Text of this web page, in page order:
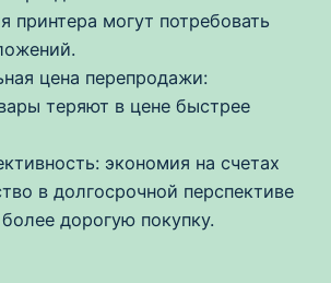
принтера могут потребовать
цена перепродажи:
теряют в цене быстрее
экономия на счетах
в долгосрочной перспективе
дорогую покупку.